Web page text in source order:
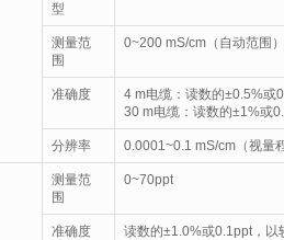
型
测量范
围
0~200 mS/cm（自动范围）
准确度
4 m电缆：读数的±0.5%或
30 m电缆：读数的±1%或
分辨率 0.0001~0.1 mS/cm（视量
测量范
围
0~70ppt
准确度 读数的±1.0%或0.1ppt，以